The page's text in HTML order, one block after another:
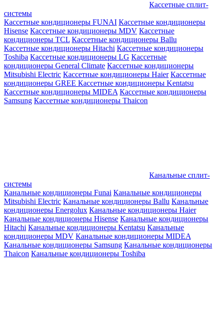
Кассетные сплит-
системы
Кассетные кондиционеры FUNAI Кассетные кондиционеры
Hisense Кассетные кондиционеры MDV Кассетные
кондиционеры TCL Кассетные кондиционеры Ballu
Кассетные кондиционеры Hitachi Кассетные кондиционеры
Toshiba Кассетные кондиционеры LG Кассетные
кондиционеры General Climate Кассетные кондиционеры
Mitsubishi Electric Кассетные кондиционеры Haier Кассетные
кондиционеры GREE Кассетные кондиционеры Kentatsu
Кассетные кондиционеры MIDEA Кассетные кондиционеры
Samsung Кассетные кондиционеры Thaicon
Канальные сплит-
системы
Канальные кондиционеры Funai Канальные кондиционеры
Mitsubishi Electric Канальные кондиционеры Ballu Канальные
кондиционеры Energolux Канальные кондиционеры Haier
Канальные кондиционеры Hisense Канальные кондиционеры
Hitachi Канальные кондиционеры Kentatsu Канальные
кондиционеры MDV Канальные кондиционеры MIDEA
Канальные кондиционеры Samsung Канальные кондиционеры
Thaicon Канальные кондиционеры Toshiba